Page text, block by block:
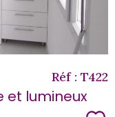
et lumineux
Réf : T422